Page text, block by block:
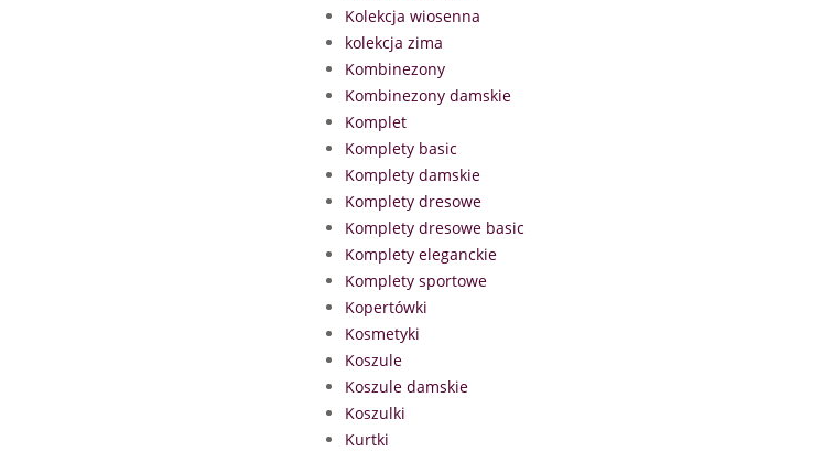
Kolekcja wiosenna
kolekcja zima
Kombinezony
Kombinezony damskie
Komplet
Komplety basic
Komplety damskie
Komplety dresowe
Komplety dresowe basic
Komplety eleganckie
Komplety sportowe
Kopertówki
Kosmetyki
Koszule
Koszule damskie
Koszulki
Kurtki